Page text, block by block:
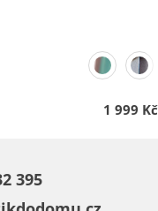
1 999 Kč
395